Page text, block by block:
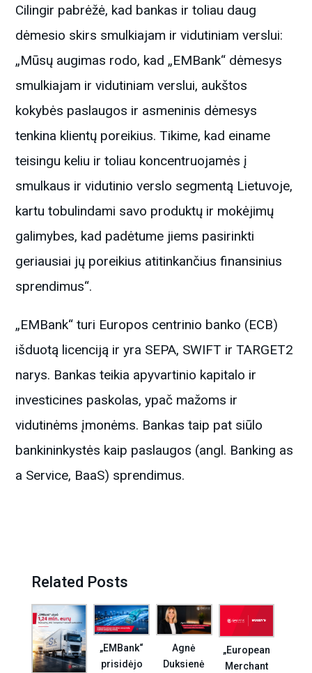
Cilingir pabrėžė, kad bankas ir toliau daug
dėmesio skirs smulkiajam ir vidutiniam verslui:
„Mūsų augimas rodo, kad „EMBank“ dėmesys
smulkiajam ir vidutiniam verslui, aukštos
kokybės paslaugos ir asmeninis dėmesys
tenkina klientų poreikius. Tikime, kad einame
teisingu keliu ir toliau koncentruojamės į
smulkaus ir vidutinio verslo segmentą Lietuvoje,
kartu tobulindami savo produktų ir mokėjimų
galimybes, kad padėtume jiems pasirinkti
geriausiai jų poreikius atitinkančius finansinius
sprendimus“.
„EMBank“ turi Europos centrinio banko (ECB)
išduotą licenciją ir yra SEPA, SWIFT ir TARGET2
narys. Bankas teikia apyvartinio kapitalo ir
investicines paskolas, ypač mažoms ir
vidutinėms įmonėms. Bankas taip pat siūlo
bankininkystės kaip paslaugos (angl. Banking as
a Service, BaaS) sprendimus.
Related Posts
„EMBank“
prisidėjo
Agnė
Duksienė
„European
Merchant